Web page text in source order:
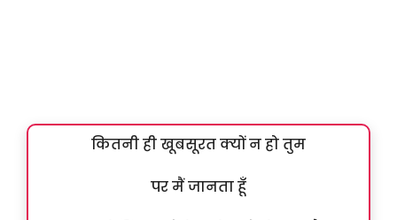
कितनी ही खूबसूरत क्यों न हो तुम
पर मैं जानता हूँ